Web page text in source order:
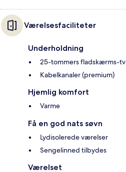
Værelsesfaciliteter
Underholdning
25-tommers fladskærms-tv
Kabelkanaler (premium)
Hjemlig komfort
Varme
Få en god nats søvn
Lydisolerede værelser
Sengelinned tilbydes
Værelset